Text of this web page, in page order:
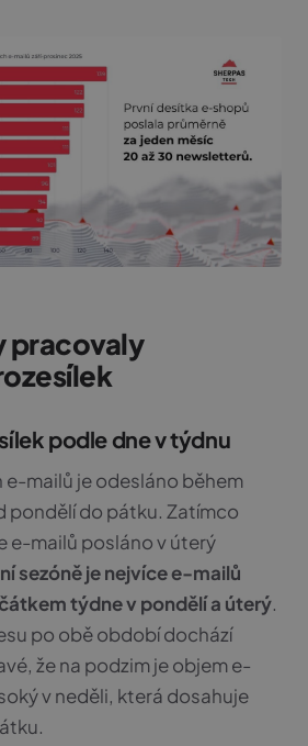
pracovaly
podle dne v týdnu
e-mailů je odesláno během
pondělí do pátku. Zatímco
e-mailů posláno v úterý
sezóně je nejvíce e-mailů
týdne v pondělí a úterý.
po obě období dochází
že na podzim je objem e-
v neděli, která dosahuje